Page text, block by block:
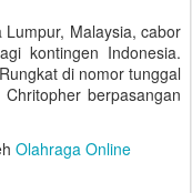
Malaysia, cabor
kontingen Indonesia.
di nomor tunggal
berpasangan
Olahraga Online